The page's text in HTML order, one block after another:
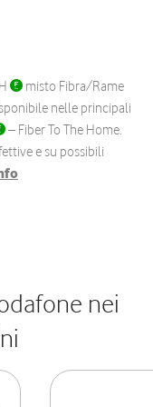
misto Fibra/Rame
nelle principali
– Fiber To The Home.
e su possibili
nei